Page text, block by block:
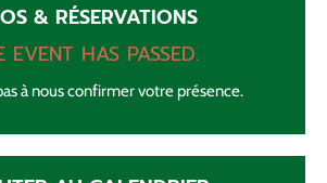
& RÉSERVATIONS
EVENT HAS PASSED.
à nous confirmer votre présence.